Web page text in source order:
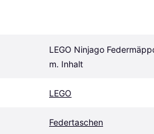
LEGO Ninjago
m. Inhalt
LEGO
Federtaschen